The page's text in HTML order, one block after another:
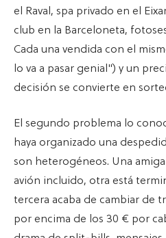
el Raval, spa privado en el
club en la Barceloneta,
Cada una vendida con el
lo va a pasar genial") y un
decisión se convierte en
El segundo problema lo
haya organizado una
son heterogéneos. Una
avión incluido, otra está
tercera acaba de cambiar de
por encima de los 30 € por